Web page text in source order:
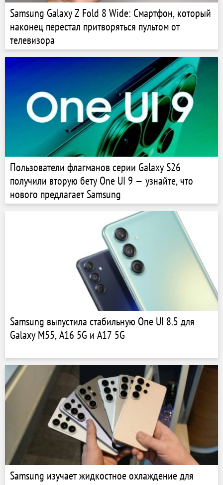
Samsung Galaxy Z Fold 8 Wide: Смартфон, который
наконец перестал притворяться пультом от
телевизора
Пользователи флагманов серии Galaxy S26
получили вторую бету One UI 9 — узнайте, что
нового предлагает Samsung
Samsung выпустила стабильную One UI 8.5 для
Galaxy M55, A16 5G и A17 5G
Samsung изучает жидкостное охлаждение для